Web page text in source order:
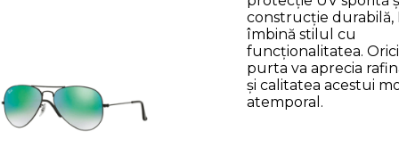
construcție durabilă,
îmbină stilul cu
funcționalitatea.
purta va aprecia
și calitatea acestui
atemporal.